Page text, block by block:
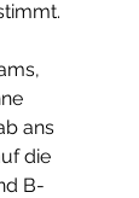
ans
die
B-